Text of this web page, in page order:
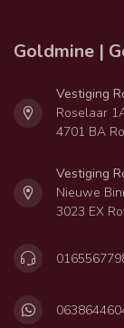
Goldmine |
Vestiging
Roselaar
4701 BA
Vestiging
Nieuwe
3023 EX